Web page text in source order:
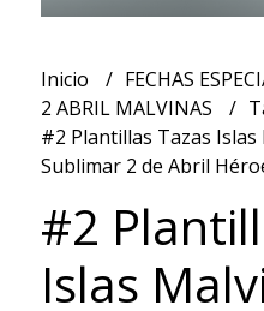
Inicio
FECHAS
2 ABRIL MALVINAS
#2 Plantillas Tazas
Sublimar 2 de Abril
#2
Islas